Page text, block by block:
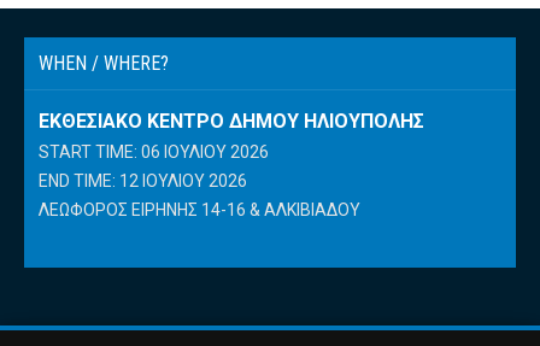
WHEN / WHERE?
ΕΚΘΕΣΙΑΚΌ ΚΈΝΤΡΟ ΔΉΜΟΥ ΗΛΙΟΎΠΟΛΗΣ
START TIME: 06 ΙΟΥΛΊΟΥ 2026
END TIME: 12 ΙΟΥΛΊΟΥ 2026
ΛΕΩΦΌΡΟΣ ΕΙΡΉΝΗΣ 14-16 & ΑΛΚΙΒΙΆΔΟΥ